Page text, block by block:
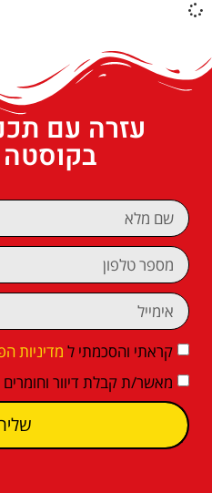
עזרה עם
בקוסטה
קראתי והסכמתי ל מדיניות
מאשר/ת קבלת דיוור וחומרים